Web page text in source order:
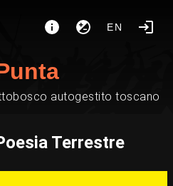
EN
autogestito toscano
Terrestre